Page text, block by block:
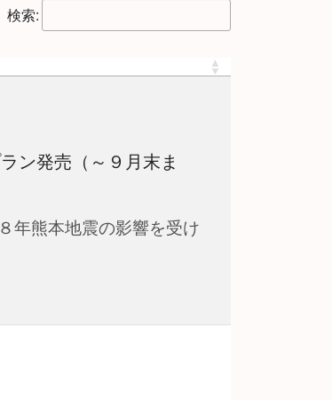
検索:
ン発売（～９月末ま
年熊本地震の影響を受け